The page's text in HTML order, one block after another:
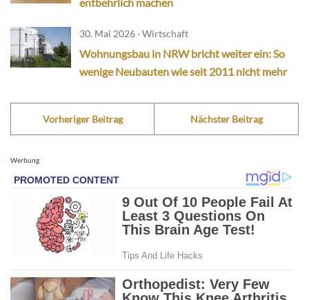
30. Mai 2026 · Wirtschaft
Wohnungsbau in NRW bricht weiter ein: So
wenige Neubauten wie seit 2011 nicht mehr
Vorheriger Beitrag Nächster Beitrag
Werbung